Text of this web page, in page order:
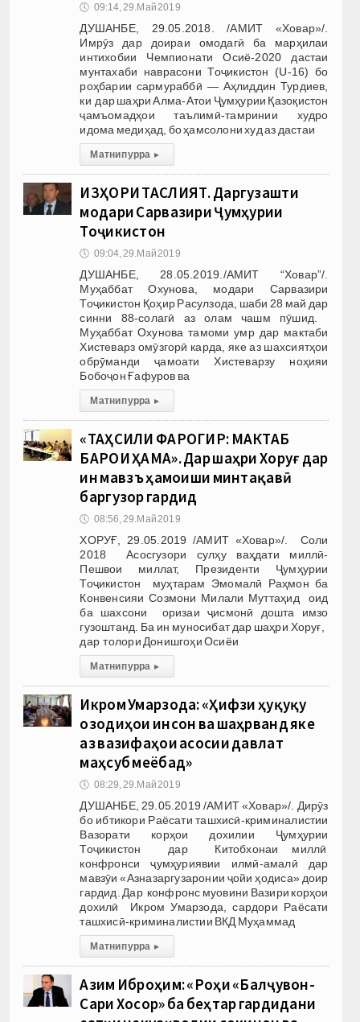
🕔 09:14, 29.Май 2019
ДУШАНБЕ, 29.05.2018. /АМИТ «Ховар»/.
Имрӯз дар доираи омодагӣ ба марҳилаи
интихобии Чемпионати Осиё-2020 дастаи
мунтахаби наврасони Тоҷикистон (U-16) бо
роҳбарии сармураббӣ — Аҳлиддин Турдиев,
ки дар шаҳри Алма-Атои Ҷумҳурии Қазоқистон
ҷамъомадҳои таълимӣ-тамринии худро
идома медиҳад, бо ҳамсолони худ аз дастаи
Матни пурра ▸
ИЗҲОРИ ТАСЛИЯТ. Даргузашти
модари Сарвазири Ҷумҳурии
Тоҷикистон
🕔 09:04, 29.Май 2019
ДУШАНБЕ, 28.05.2019./АМИТ “Ховар”/.
Муҳаббат Охунова, модари Сарвазири
Тоҷикистон Қоҳир Расулзода, шаби 28 май дар
синни 88-солагӣ аз олам чашм пӯшид.
Муҳаббат Охунова тамоми умр дар мактаби
Хистеварз омӯзгорӣ карда, яке аз шахсиятҳои
обрӯманди ҷамоати Хистеварзу ноҳияи
Бобоҷон Ғафуров ва
Матни пурра ▸
«ТАҲСИЛИ ФАРОГИР: МАКТАБ
БАРОИ ҲАМА». Дар шаҳри Хоруғ дар
ин мавзӯъ ҳамоиши минтақавӣ
баргузор гардид
🕔 08:56, 29.Май 2019
ХОРУҒ, 29.05.2019 /АМИТ «Ховар»/. Соли
2018 Асосгузори сулҳу ваҳдати миллӣ-
Пешвои миллат, Президенти Ҷумҳурии
Тоҷикистон муҳтарам Эмомалӣ Раҳмон ба
Конвенсияи Созмони Милали Муттаҳид оид
ба шахсони оризаи ҷисмонӣ дошта имзо
гузоштанд. Ба ин муносибат дар шаҳри Хоруғ,
дар толори Донишгоҳи Осиёи
Матни пурра ▸
Икром Умарзода: «Ҳифзи ҳуқуқу
озодиҳои инсон ва шаҳрванд яке
аз вазифаҳои асосии давлат
маҳсуб меёбад»
🕔 08:29, 29.Май 2019
ДУШАНБЕ, 29.05.2019 /АМИТ «Ховар»/. Дирӯз
бо ибтикори Раёсати ташхисӣ-криминалистии
Вазорати корҳои дохилии Ҷумҳурии
Тоҷикистон дар Китобхонаи миллӣ
конфронси ҷумҳуриявии илмӣ-амалӣ дар
мавзӯи «Азназаргузаронии ҷойи ҳодиса» доир
гардид. Дар конфронс муовини Вазири корҳои
дохилӣ Икром Умарзода, сардори Раёсати
ташхисӣ-криминалистии ВКД Муҳаммад
Матни пурра ▸
Азим Иброҳим: «Роҳи «Балҷувон-
Сари Хосор» ба беҳтар гардидани